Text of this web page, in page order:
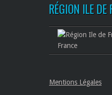
RÉGION ILE DE
France
Mentions Légales